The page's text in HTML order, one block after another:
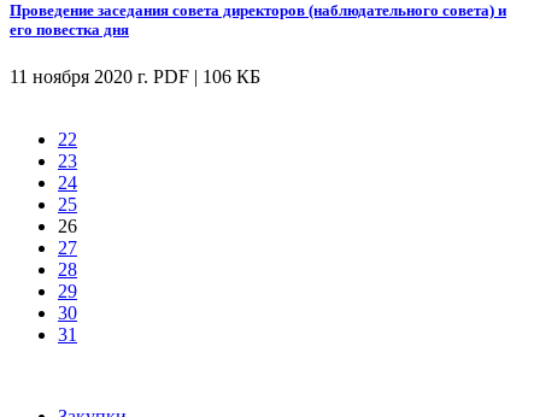
Проведение заседания совета директоров (наблюдательного совета) и
его повестка дня
11 ноября 2020 г. PDF | 106 КБ
22
23
24
25
26
27
28
29
30
31